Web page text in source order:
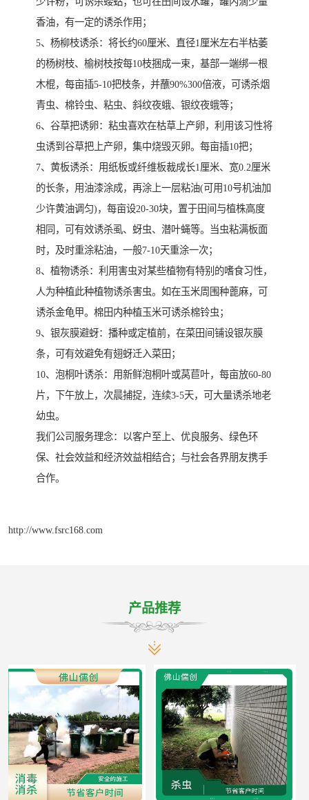
香油，有一定的诱杀作用；
5、杨柳枝诱杀：将长约60厘米、直径1厘米左右半枯萎
的杨树枝、榆树枝按每10枝捆成一束，基部一端绑一根
木棍，每亩插5-10把枝条，并蘸90%300倍液，可诱杀烟
青虫、棉铃虫、粘虫、斜纹夜蛾、银纹夜蛾等；
6、谷草把诱卵：粘虫喜欢在枯草上产卵，利用该习性将
虫诱到谷草把上产卵，集中烧毁灭卵。每亩插10把；
7、黄板诱杀：用纸板或纤维板裁成长1厘米、宽0.2厘米
的长条，用油漆涂成，再涂上一层粘油(可用10号机油加
少许黄油调匀)，每亩设20-30块，置于田间与植株高度
相同，可有效诱杀虱、蚜虫、潜叶蝇等。当虫粘满板面
时，及时重涂粘油，一般7-10天重涂一次；
8、植物诱杀：利用害虫对某些植物有特别的嗜食习性，
人为种植此种植物诱杀害虫。如在玉米周围种蓖麻，可
诱杀金龟甲。棉田内种植玉米可诱杀棉铃虫；
9、银灰膜避蚜：播种或定植前，在菜田间铺设银灰膜
条，可有效避免有翅蚜迁入菜田；
10、泡桐叶诱杀：用新鲜泡桐叶或莴苣叶，每亩放60-80
片，下午放上，次晨捕捉，连续3-5天，可大量诱杀地老
幼虫。
我们公司服务理念：以客户至上、优良服务、绿色环
保、社会效益和经济效益相结合；与社会各界朋友携手
合作。
http://www.fsrc168.com
产品推荐